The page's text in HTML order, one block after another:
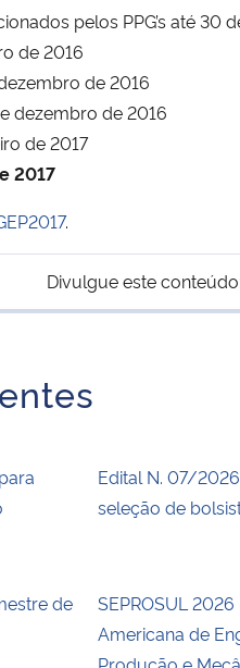
pelos PPG’s até 30
de 2016
de 2016
dezembro de 2016
de 2017
2017
.
Divulgue este conteúdo:
Edital N. 07/
seleção de
de
SEPROSUL
Americana de
Produção e